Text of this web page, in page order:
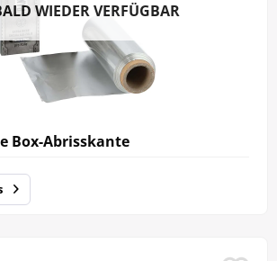
WIEDER VERFÜGBAR
Box-Abrisskante